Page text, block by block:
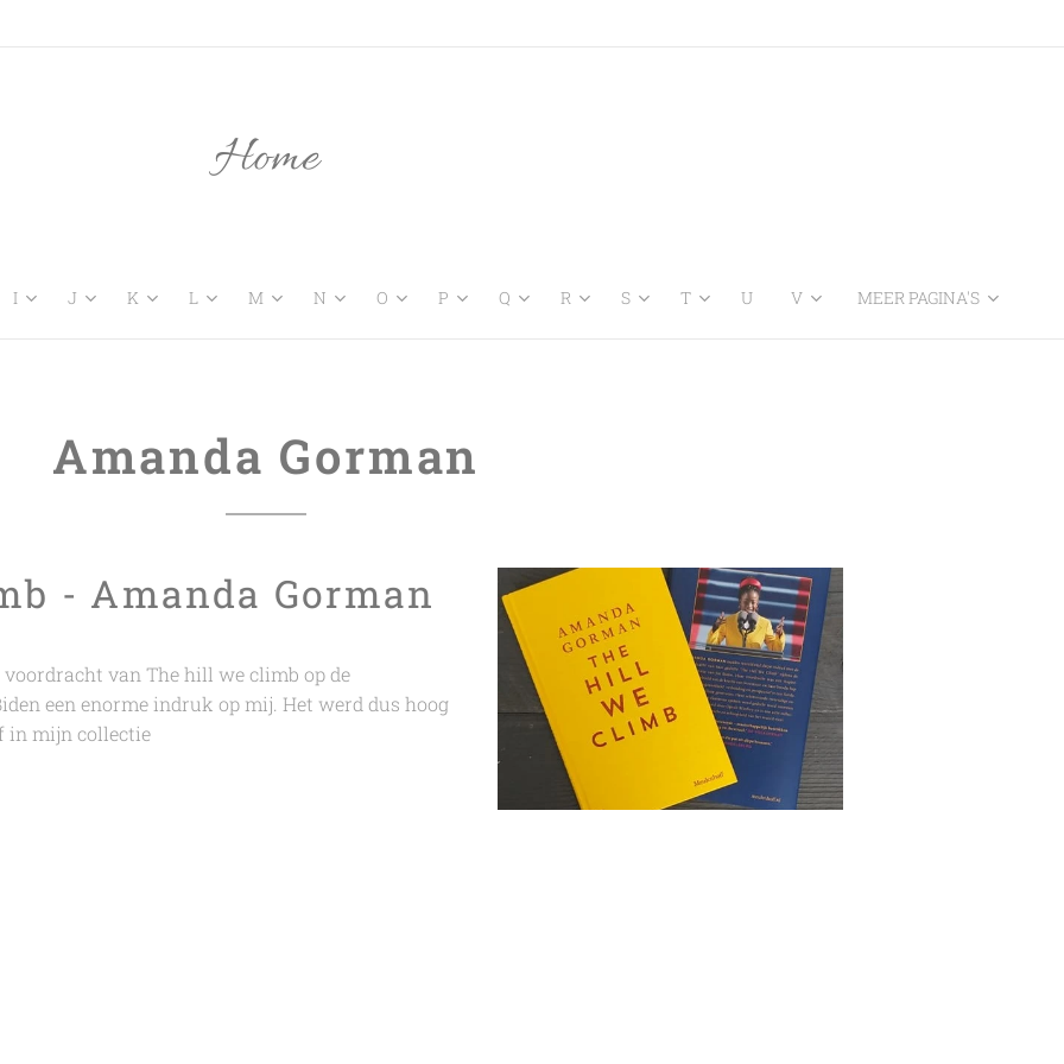
Home
I J K L M N O P Q R S T U V MEER PAGINA'S
Amanda Gorman
- Amanda Gorman
van The hill we climb op de
een enorme indruk op mij. Het werd dus hoog
in mijn collectie